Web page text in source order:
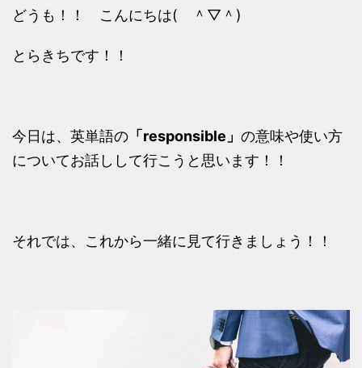
どうも！！ こんにちは( ＾▽＾)
とらきちです！！
今日は、英単語の 「responsible」 の意味や使い方
についてお話しして行こうと思います！！
それでは、これから一緒に見て行きましょう！！